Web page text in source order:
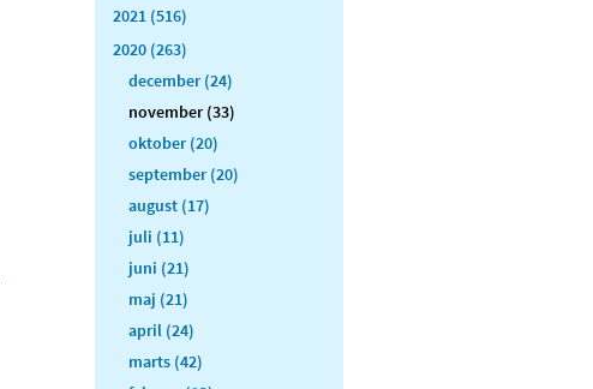
2021 (516)
2020 (263)
december (24)
november (33)
oktober (20)
september (20)
august (17)
juli (11)
juni (21)
maj (21)
april (24)
marts (42)